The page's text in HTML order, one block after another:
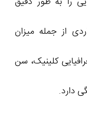
از جمله میزان
کلینیک، سن
دارد.